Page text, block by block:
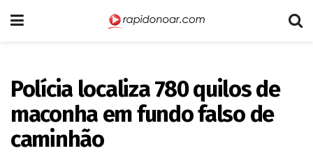
Polícia localiza 780 quilos de
maconha em fundo falso de
caminhão